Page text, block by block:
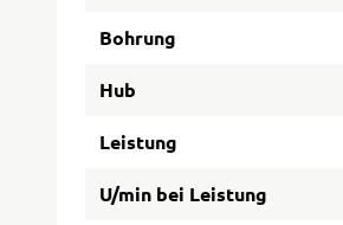
Bohrung
Hub
Leistung
U/min bei Leistung